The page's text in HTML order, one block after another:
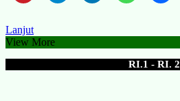
Lanjut
View More
RI.1 - RI. 2